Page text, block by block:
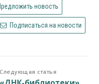
новость
Подписаться на новости
Следующая статья